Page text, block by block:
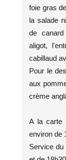
foie gras
la salade
de
aligot,
cabillaud
Pour le
aux
crème
A la carte
environ de
Service du